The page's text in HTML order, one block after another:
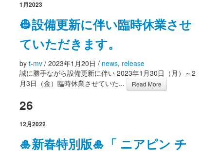
1月2023
👷設備更新に伴い臨時休業させ
ていただきます。
by t-mv / 2023年1月20日 / news, release
誠に勝手ながら設備更新に伴い 2023年1月30日（月）～2
月3日（金）臨時休業させていた...
Read More
26
12月2022
🎍新春特別版🎍「 ニアピン チ